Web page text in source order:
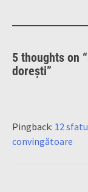
5 thoughts on “
dorești”
Pingback: 12
convingătoare